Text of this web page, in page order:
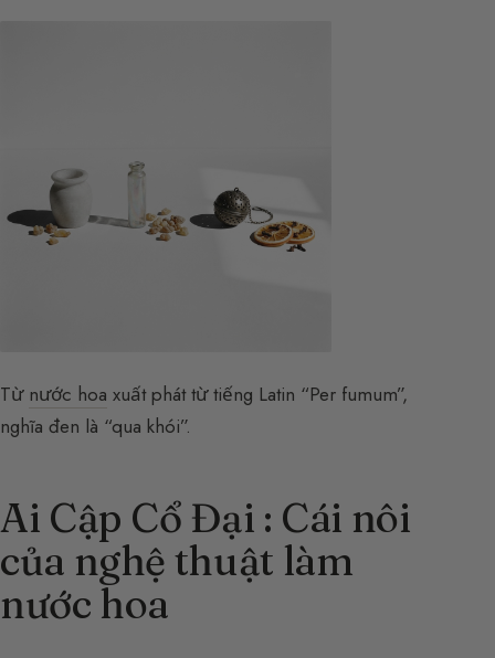
Từ nước hoa xuất phát từ tiếng Latin “Per fumum”,
nghĩa đen là “qua khói”.
Ai Cập Cổ Đại : Cái nôi
của nghệ thuật làm
nước hoa